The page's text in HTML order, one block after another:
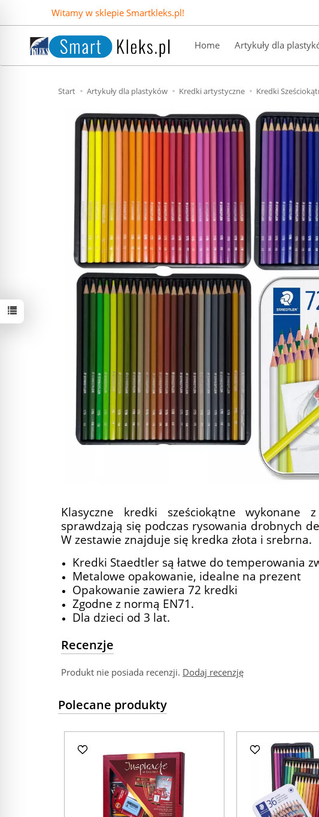
Witamy w sklepie Smartkleks.pl!
Home Artykuły dla
Start Artykuły dla plastyków Kredki artystyczne Kredki
Klasyczne kredki sześciokątne wykonane
sprawdzają się podczas rysowania drobnych
W zestawie znajduje się kredka złota i srebrna.
Kredki Staedtler są łatwe do temperowania
Metalowe opakowanie, idealne na prezent
Opakowanie zawiera 72 kredki
Zgodne z normą EN71.
Dla dzieci od 3 lat.
Recenzje
Produkt nie posiada recenzji. Dodaj recenzję
Polecane produkty